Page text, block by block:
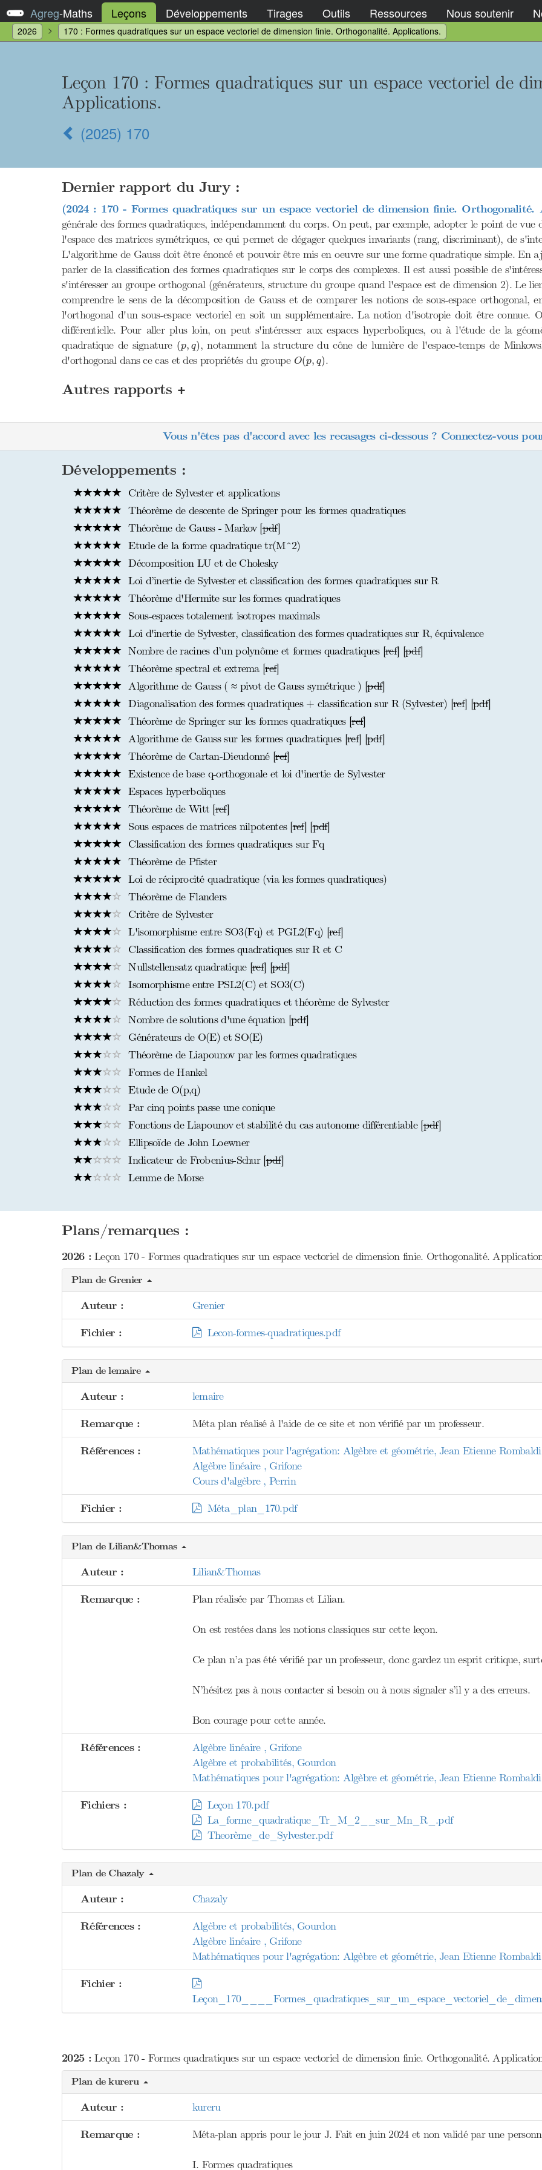
Agreg-Maths Leçons Développements Tirages Outils Ressources Nous soutenir
2026 170 : Formes quadratiques sur un espace vectoriel de dimension finie. Orthogonalité. Applications.
Leçon 170 : Formes quadratiques sur un espace vectoriel de
Applications.
(2025) 170
Dernier rapport du Jury :
(2024 : 170 - Formes quadratiques sur un espace vectoriel de dimension finie. Orthogonalité.
générale des formes quadratiques, indépendamment du corps. On peut, par exemple, adopter le point de
l'espace des matrices symétriques, ce qui permet de dégager quelques invariants (rang, discriminant), de
L'algorithme de Gauss doit être énoncé et pouvoir être mis en oeuvre sur une forme quadratique simple. En
parler de la classification des formes quadratiques sur le corps des complexes. Il est aussi possible de
s'intéresser au groupe orthogonal (générateurs, structure du groupe quand l'espace est de dimension 2). Le
comprendre le sens de la décomposition de Gauss et de comparer les notions de sous-espace orthogonal,
l'orthogonal d'un sous-espace vectoriel en soit un supplémentaire. La notion d'isotropie doit être
différentielle. Pour aller plus loin, on peut s'intéresser aux espaces hyperboliques, ou à l'étude de la
quadratique de signature (p, q)
( ), notamment la structure du cône de lumière de l'espace-temps de
d'orthogonal dans ce cas et des propriétés du groupe O(p, q)
O( ).
Autres rapports +
Vous n'êtes pas d'accord avec les recasages ci-dessous ? Connectez-vous
Développements :
Critère de Sylvester et applications
Théorème de descente de Springer pour les formes quadratiques
Théorème de Gauss - Markov [pdf]
Etude de la forme quadratique tr(M^2)
Décomposition LU et de Cholesky
Loi d’inertie de Sylvester et classification des formes quadratiques sur R
Théorème d'Hermite sur les formes quadratiques
Sous-espaces totalement isotropes maximals
Loi d'inertie de Sylvester, classification des formes quadratiques sur R, équivalence
Nombre de racines d’un polynôme et formes quadratiques [ref] [pdf]
Théorème spectral et extrema [ref]
Algorithme de Gauss ( ≈ pivot de Gauss symétrique ) [pdf]
Diagonalisation des formes quadratiques + classification sur R (Sylvester) [ref] [pdf]
Théorème de Springer sur les formes quadratiques [ref]
Algorithme de Gauss sur les formes quadratiques [ref] [pdf]
Théorème de Cartan-Dieudonné [ref]
Existence de base q-orthogonale et loi d'inertie de Sylvester
Espaces hyperboliques
Théorème de Witt [ref]
Sous espaces de matrices nilpotentes [ref] [pdf]
Classification des formes quadratiques sur Fq
Théorème de Pfister
Loi de réciprocité quadratique (via les formes quadratiques)
Théorème de Flanders
Critère de Sylvester
L'isomorphisme entre SO3(Fq) et PGL2(Fq) [ref]
Classification des formes quadratiques sur R et C
Nullstellensatz quadratique [ref] [pdf]
Isomorphisme entre PSL2(C) et SO3(C)
Réduction des formes quadratiques et théorème de Sylvester
Nombre de solutions d'une équation [pdf]
Générateurs de O(E) et SO(E)
Théorème de Liapounov par les formes quadratiques
Formes de Hankel
Etude de O(p,q)
Par cinq points passe une conique
Fonctions de Liapounov et stabilité du cas autonome différentiable [pdf]
Ellipsoïde de John Loewner
Indicateur de Frobenius-Schur [pdf]
Lemme de Morse
Plans/remarques :
2026 :Leçon 170 - Formes quadratiques sur un espace vectoriel de dimension finie. Orthogonalité.
Plan de Grenier
Auteur : Grenier
Fichier : Lecon-formes-quadratiques.pdf
Plan de lemaire
Auteur : lemaire
Remarque : Méta plan réalisé à l'aide de ce site et non vérifié par un professeur.
Références :
Mathématiques pour l'agrégation: Algèbre et géométrie, Jean Etienne Rombaldi
Algèbre linéaire , Grifone
Cours d'algèbre , Perrin
Fichier : Méta_plan_170.pdf
Plan de Lilian&Thomas
Auteur : Lilian&Thomas
Remarque : Plan réalisée par Thomas et Lilian.
On est restées dans les notions classiques sur cette leçon.
Ce plan n’a pas été vérifié par un professeur, donc gardez un esprit critique,
N’hésitez pas à nous contacter si besoin ou à nous signaler s’il y a des erreurs.
Bon courage pour cette année.
Références :
Algèbre linéaire , Grifone
Algèbre et probabilités, Gourdon
Mathématiques pour l'agrégation: Algèbre et géométrie, Jean Etienne Rombaldi
Fichiers :
Leçon 170.pdf
La_forme_quadratique_Tr_M_2__sur_Mn_R_.pdf
Theorème_de_Sylvester.pdf
Plan de Chazaly
Auteur : Chazaly
Références :
Algèbre et probabilités, Gourdon
Algèbre linéaire , Grifone
Mathématiques pour l'agrégation: Algèbre et géométrie, Jean Etienne Rombaldi
Fichier :
2025 :Leçon 170 - Formes quadratiques sur un espace vectoriel de dimension finie. Orthogonalité.
Plan de kureru
Auteur : kureru
Remarque : Méta-plan appris pour le jour J. Fait en juin 2024 et non validé par une
I. Formes quadratiques